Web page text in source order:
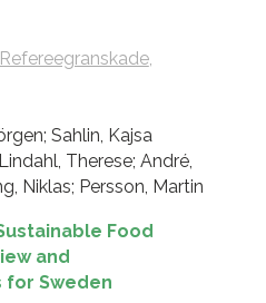
Refereegranskade,
Sahlin, Kajsa
Therese; André,
Niklas; Persson, Martin
Food
and
for Sweden